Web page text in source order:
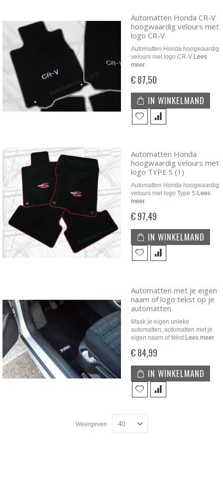
Automatten Honda CR-V
hoogwaardig velours met
logo CR-V
Automatten Honda hoogwaardig
velours met logo CR-V Lees
meer
€ 87,50
IN WINKELMAND
Automatten Honda
hoogwaardig velours met
logo TYPE S (1)
Automatten Honda hoogwaardig
velours met logo Type S Lees
meer
€ 97,49
IN WINKELMAND
Automatten met je eigen
naam of logo tekst op je
automatten
Maak je eigen unieke
automatten, automatten met je
eigen naam of tekst Lees meer
€ 84,99
IN WINKELMAND
Weergeven